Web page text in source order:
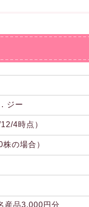
ジー
4時点）
の場合）
品3,000円分